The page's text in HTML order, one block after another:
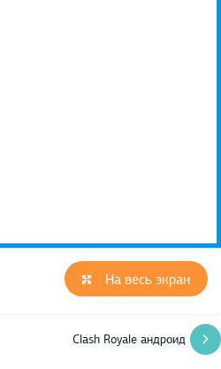
На весь экран
Clash Royale андроид